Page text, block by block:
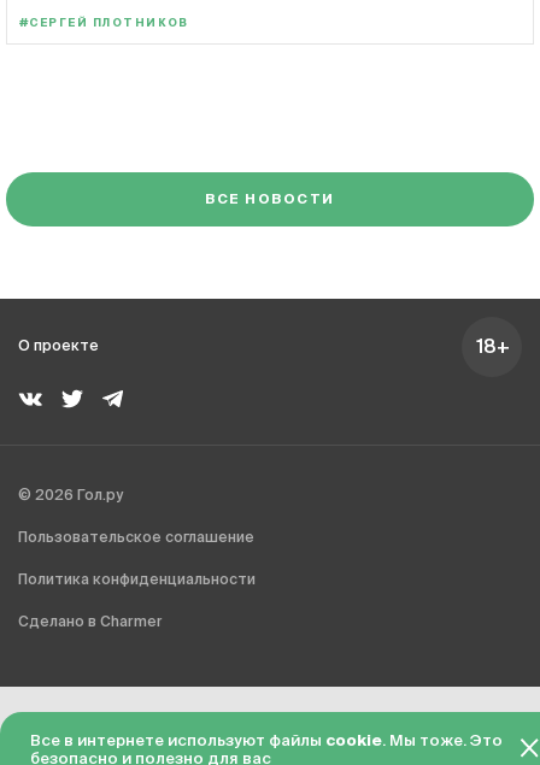
#СЕРГЕЙ ПЛОТНИКОВ
ВСЕ НОВОСТИ
О проекте 18+
© 2026 Гол.ру
Пользовательское соглашение
Политика конфиденциальности
Сделано в Charmer
Все в интернете используют файлы cookie. Мы тоже. Это
безопасно и полезно для вас